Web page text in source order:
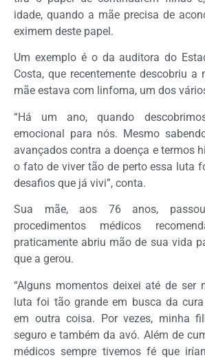
idade, quando a mãe precisa de
eximem deste papel.
Um exemplo é o da auditora do
Costa, que recentemente descobriu a
mãe estava com linfoma, um dos
“Há um ano, quando
emocional para nós. Mesmo
avançados contra a doença e termos
o fato de viver tão de perto essa luta
desafios que já vivi”, conta.
Sua mãe, aos 76 anos,
procedimentos médicos
praticamente abriu mão de sua vida
que a gerou.
“Alguns momentos deixei até de ser
luta foi tão grande em busca da
em outra coisa. Por vezes, minha
seguro e também da avó. Além de
médicos sempre tivemos fé que